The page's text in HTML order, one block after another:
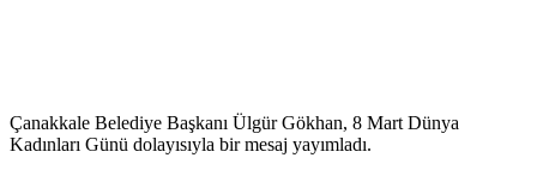
Çanakkale Belediye Başkanı Ülgür Gökhan, 8 Mart Dünya
Kadınları Günü dolayısıyla bir mesaj yayımladı.